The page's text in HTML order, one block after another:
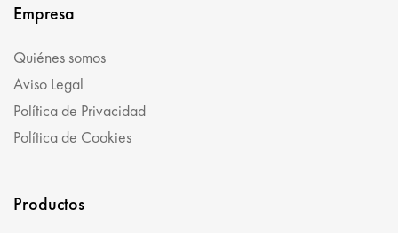
Empresa
Quiénes somos
Aviso Legal
Política de Privacidad
Política de Cookies
Productos